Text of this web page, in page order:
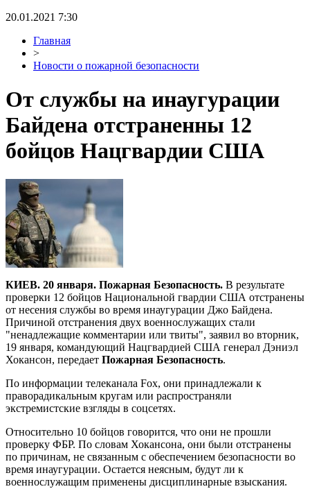
20.01.2021 7:30
Главная
>
Новости о пожарной безопасности
От службы на инаугурации
Байдена отстраненны 12
бойцов Нацгвардии США
КИЕВ. 20 января. Пожарная Безопасность. В результате
проверки 12 бойцов Национальной гвардии США отстранены
от несения службы во время инаугурации Джо Байдена.
Причиной отстранения двух военнослужащих стали
"ненадлежащие комментарии или твиты", заявил во вторник,
19 января, командующий Нацгвардией США генерал Дэниэл
Хокансон, передает Пожарная Безопасность.
По информации телеканала Fox, они принадлежали к
праворадикальным кругам или распространяли
экстремистские взгляды в соцсетях.
Относительно 10 бойцов говорится, что они не прошли
проверку ФБР. По словам Хокансона, они были отстранены
по причинам, не связанным с обеспечением безопасности во
время инаугурации. Остается неясным, будут ли к
военнослужащим применены дисциплинарные взыскания.